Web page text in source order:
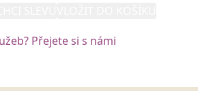
Přejete si s námi